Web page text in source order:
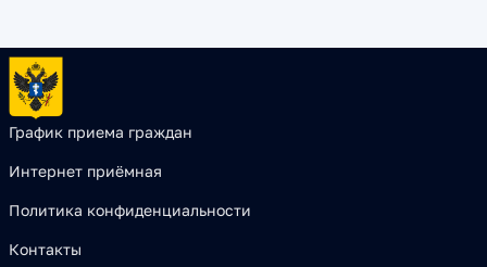
График приема граждан
Интернет приёмная
Политика конфиденциальности
Контакты